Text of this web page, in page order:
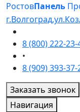
РостовПанель
8 (800) 222-23-
•
8 (909) 393-37-
Заказать звонок
Навигация